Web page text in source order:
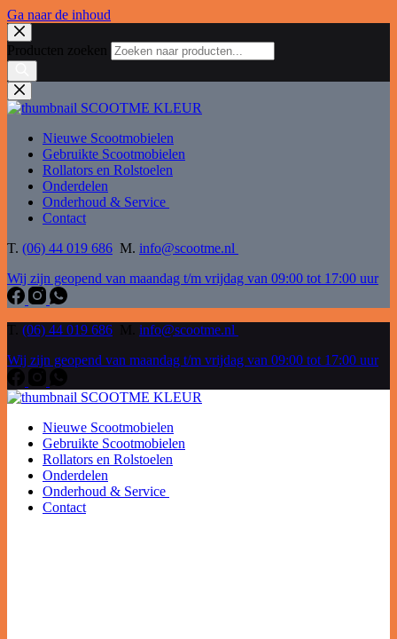
Ga naar de inhoud
Producten zoeken
Nieuwe Scootmobielen
Gebruikte Scootmobielen
Rollators en Rolstoelen
Onderdelen
Onderhoud & Service
Contact
T. (06) 44 019 686 M. info@scootme.nl
Wij zijn geopend van maandag t/m vrijdag van 09:00 tot 17:00 uur
(06) 44 019 686
info@scootme.nl
Wij zijn geopend van maandag t/m vrijdag van 09:00 tot 17:00 uur
Nieuwe Scootmobielen
Gebruikte Scootmobielen
Rollators en Rolstoelen
Onderdelen
Onderhoud & Service
Contact